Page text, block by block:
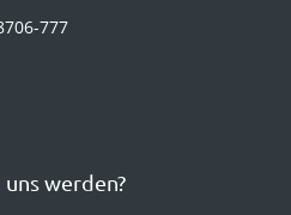
777
werden?